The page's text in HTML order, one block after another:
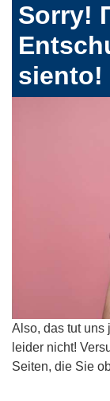
Sorry!
siento!
Also, das tut uns
leider nicht!
Seiten, die Sie